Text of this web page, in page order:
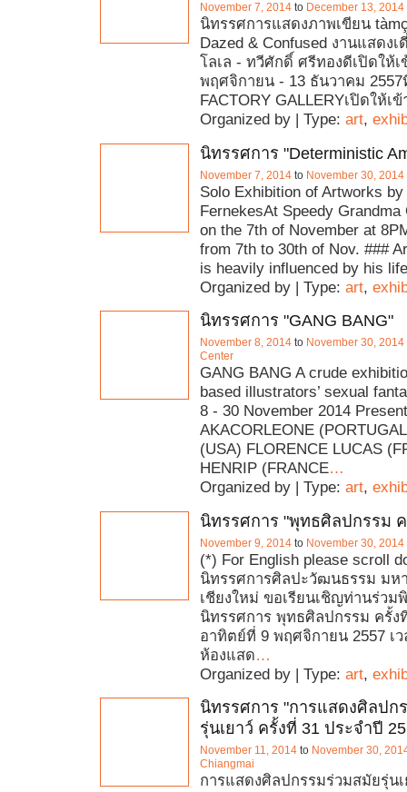
November 7, 2014 to December 13, 2014
นิทรรศการแสดงภาพเขียน
Dazed & Confused งานแสดง
โลเล - ทวีศักดิ์ ศรีทองดีเปิดให้
พฤศจิกายน - 13 ธันวาคม 2557
FACTORY GALLERYเปิดให้เ
Organized by | Type: art,
นิทรรศการ "Deterministic
November 7, 2014 to November 30, 2014
Solo Exhibition of Artworks by
FernekesAt Speedy Grandma
on the 7th of November at
from 7th to 30th of Nov. ###
is heavily influenced by his
Organized by | Type: art,
นิทรรศการ "GANG BANG"
November 8, 2014 to November 30, 2014
Center
GANG BANG A crude
based illustrators’ sexual
8 - 30 November 2014
AKACORLEONE
(USA) FLORENCE LUCAS
HENRIP (FRANCE…
Organized by | Type: art,
นิทรรศการ "พุทธศิลปกรรม
November 9, 2014 to November 30, 2014
(*) For English please scroll
นิทรรศการศิลปะวัฒนธรรม มห
เชียงใหม่ ขอเรียนเชิญท่านร่วม
นิทรรศการ พุทธศิลปกรรม ครั้ง
อาทิตย์ที่ 9 พฤศจิกายน 2557 เ
ห้องแสด…
Organized by | Type: art,
นิทรรศการ "การแสดงศิลปก
รุ่นเยาว์ ครั้งที่ 31 ประจําปี
November 11, 2014 to November 30,
Chiangmai
การแสดงศิลปกรรมร่วมสมัยรุ่น